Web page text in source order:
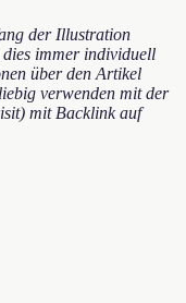
der Illustration
dies immer individuell
über den Artikel
verwenden mit der
mit Backlink auf